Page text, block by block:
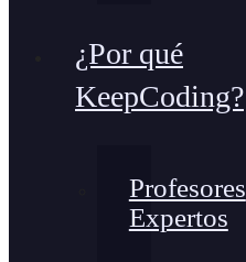
¿Por qué
KeepCoding?
Profesores
Expertos